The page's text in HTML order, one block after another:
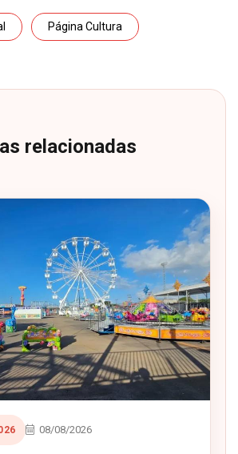
Página Cultura
relacionadas
08/08/2026